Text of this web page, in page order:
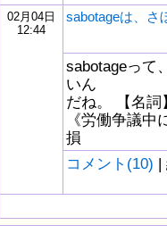
02月04日
12:44
sabotageは、さ
sabotageって
いん
だね。 【名
《労働争議
損
コメント(10) |